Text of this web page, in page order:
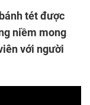
tét được
niềm mong
với người